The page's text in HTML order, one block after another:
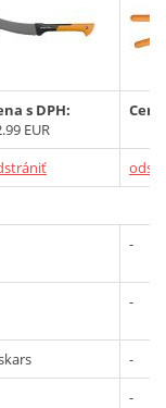
s DPH:
EUR
-
-
-
-